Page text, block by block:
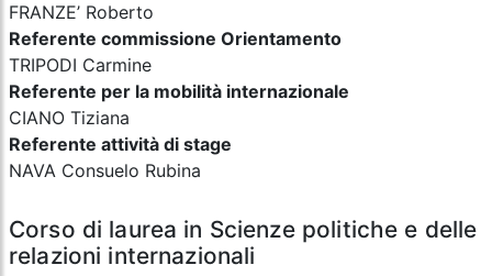
FRANZE’ Roberto
Referente commissione Orientamento
TRIPODI Carmine
Referente per la mobilità internazionale
CIANO Tiziana
Referente attività di stage
NAVA Consuelo Rubina
Corso di laurea in Scienze politiche e delle
relazioni internazionali